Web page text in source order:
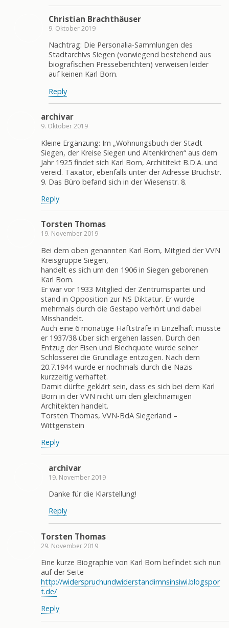
Christian Brachthäuser
9. Oktober 2019
Nachtrag: Die Personalia-Sammlungen des
Stadtarchivs Siegen (vorwiegend bestehend aus
biografischen Presseberichten) verweisen leider
auf keinen Karl Born.
Reply
archivar
9. Oktober 2019
Kleine Ergänzung: Im „Wohnungsbuch der Stadt
Siegen, der Kreise Siegen und Altenkirchen“ aus dem
Jahr 1925 findet sich Karl Born, Archititekt B.D.A. und
vereid. Taxator, ebenfalls unter der Adresse Bruchstr.
9. Das Büro befand sich in der Wiesenstr. 8.
Reply
Torsten Thomas
19. November 2019
Bei dem oben genannten Karl Born, Mitgied der VVN
Kreisgruppe Siegen,
handelt es sich um den 1906 in Siegen geborenen
Karl Born.
Er war vor 1933 Mitglied der Zentrumspartei und
stand in Opposition zur NS Diktatur. Er wurde
mehrmals durch die Gestapo verhört und dabei
Misshandelt.
Auch eine 6 monatige Haftstrafe in Einzelhaft musste
er 1937/38 über sich ergehen lassen. Durch den
Entzug der Eisen und Blechquote wurde seiner
Schlosserei die Grundlage entzogen. Nach dem
20.7.1944 wurde er nochmals durch die Nazis
kurzzeitig verhaftet.
Damit dürfte geklärt sein, dass es sich bei dem Karl
Born in der VVN nicht um den gleichnamigen
Architekten handelt.
Torsten Thomas, VVN-BdA Siegerland –
Wittgenstein
Reply
archivar
19. November 2019
Danke für die Klarstellung!
Reply
Torsten Thomas
29. November 2019
Eine kurze Biographie von Karl Born befindet sich nun
auf der Seite
http://widerspruchundwiderstandimnsinsiwi.blogspor
t.de/
Reply